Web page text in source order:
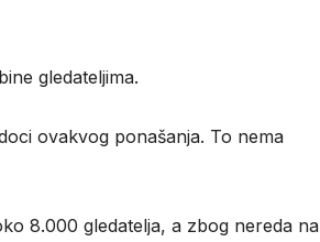
gledateljima.
ovakvog ponašanja. To nema
8.000 gledatelja, a zbog nereda na